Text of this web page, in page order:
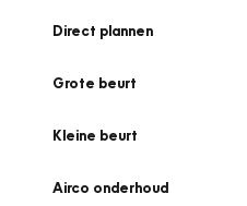
Direct plannen
Grote beurt
Kleine beurt
Airco onderhoud